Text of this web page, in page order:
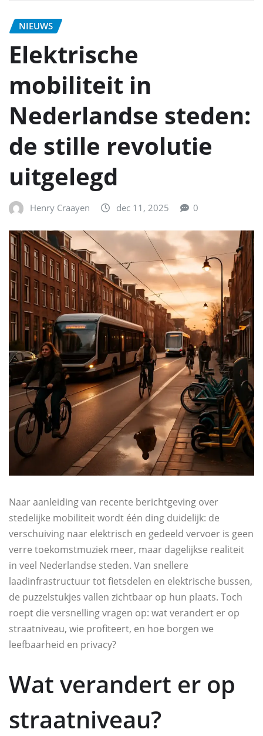
NIEUWS
Elektrische
mobiliteit in
Nederlandse steden:
de stille revolutie
uitgelegd
Henry Craayen dec 11, 2025 0
Naar aanleiding van recente berichtgeving over
stedelijke mobiliteit wordt één ding duidelijk: de
verschuiving naar elektrisch en gedeeld vervoer is geen
verre toekomstmuziek meer, maar dagelijkse realiteit
in veel Nederlandse steden. Van snellere
laadinfrastructuur tot fietsdelen en elektrische bussen,
de puzzelstukjes vallen zichtbaar op hun plaats. Toch
roept die versnelling vragen op: wat verandert er op
straatniveau, wie profiteert, en hoe borgen we
leefbaarheid en privacy?
Wat verandert er op
straatniveau?